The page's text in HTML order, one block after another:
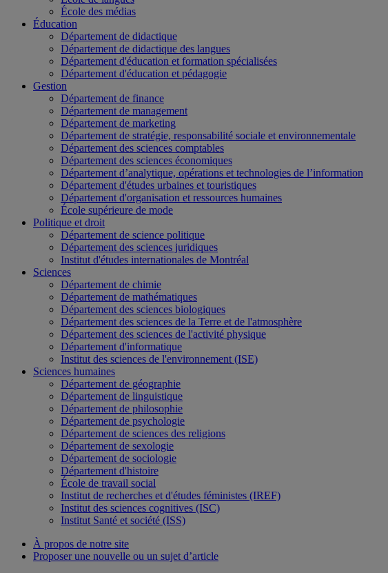
École des médias
Éducation
Département de didactique
Département de didactique des langues
Département d'éducation et formation spécialisées
Département d'éducation et pédagogie
Gestion
Département de finance
Département de management
Département de marketing
Département de stratégie, responsabilité sociale et environnementale
Département des sciences comptables
Département des sciences économiques
Département d’analytique, opérations et technologies de l’information
Département d'études urbaines et touristiques
Département d'organisation et ressources humaines
École supérieure de mode
Politique et droit
Département de science politique
Département des sciences juridiques
Institut d'études internationales de Montréal
Sciences
Département de chimie
Département de mathématiques
Département des sciences biologiques
Département des sciences de la Terre et de l'atmosphère
Département des sciences de l'activité physique
Département d'informatique
Institut des sciences de l'environnement (ISE)
Sciences humaines
Département de géographie
Département de linguistique
Département de philosophie
Département de psychologie
Département de sciences des religions
Département de sexologie
Département de sociologie
Département d'histoire
École de travail social
Institut de recherches et d'études féministes (IREF)
Institut des sciences cognitives (ISC)
Institut Santé et société (ISS)
À propos de notre site
Proposer une nouvelle ou un sujet d’article